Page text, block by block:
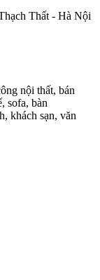
Thất - Hà Nội
nội thất, bán
sofa, bàn
khách sạn, văn